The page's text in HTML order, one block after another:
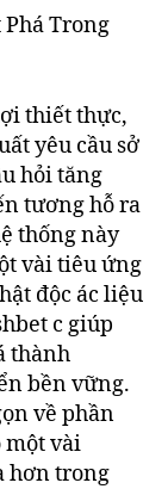
thiết thực,
yêu cầu sở
hỏi tăng
tương hỗ ra
thống này
vài tiêu ứng
độc ác liệu
c giúp
thành
bền vững.
về phần
một vài
hơn trong